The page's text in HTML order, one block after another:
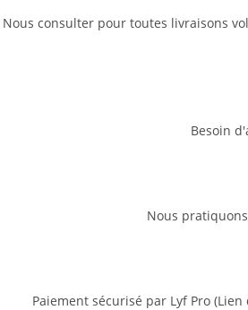
Nous consulter pour toutes livraisons
Besoin
Nous
Paiement sécurisé par Lyf Pro